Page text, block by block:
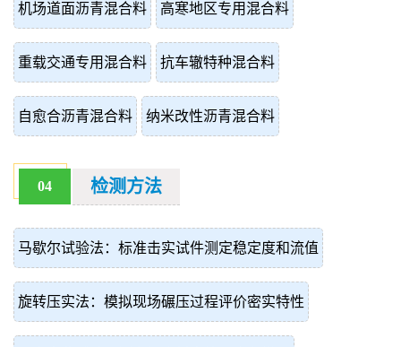
机场道面沥青混合料 高寒地区专用混合料
重载交通专用混合料 抗车辙特种混合料
自愈合沥青混合料 纳米改性沥青混合料
04 检测方法
马歇尔试验法：标准击实试件测定稳定度和流值
旋转压实法：模拟现场碾压过程评价密实特性